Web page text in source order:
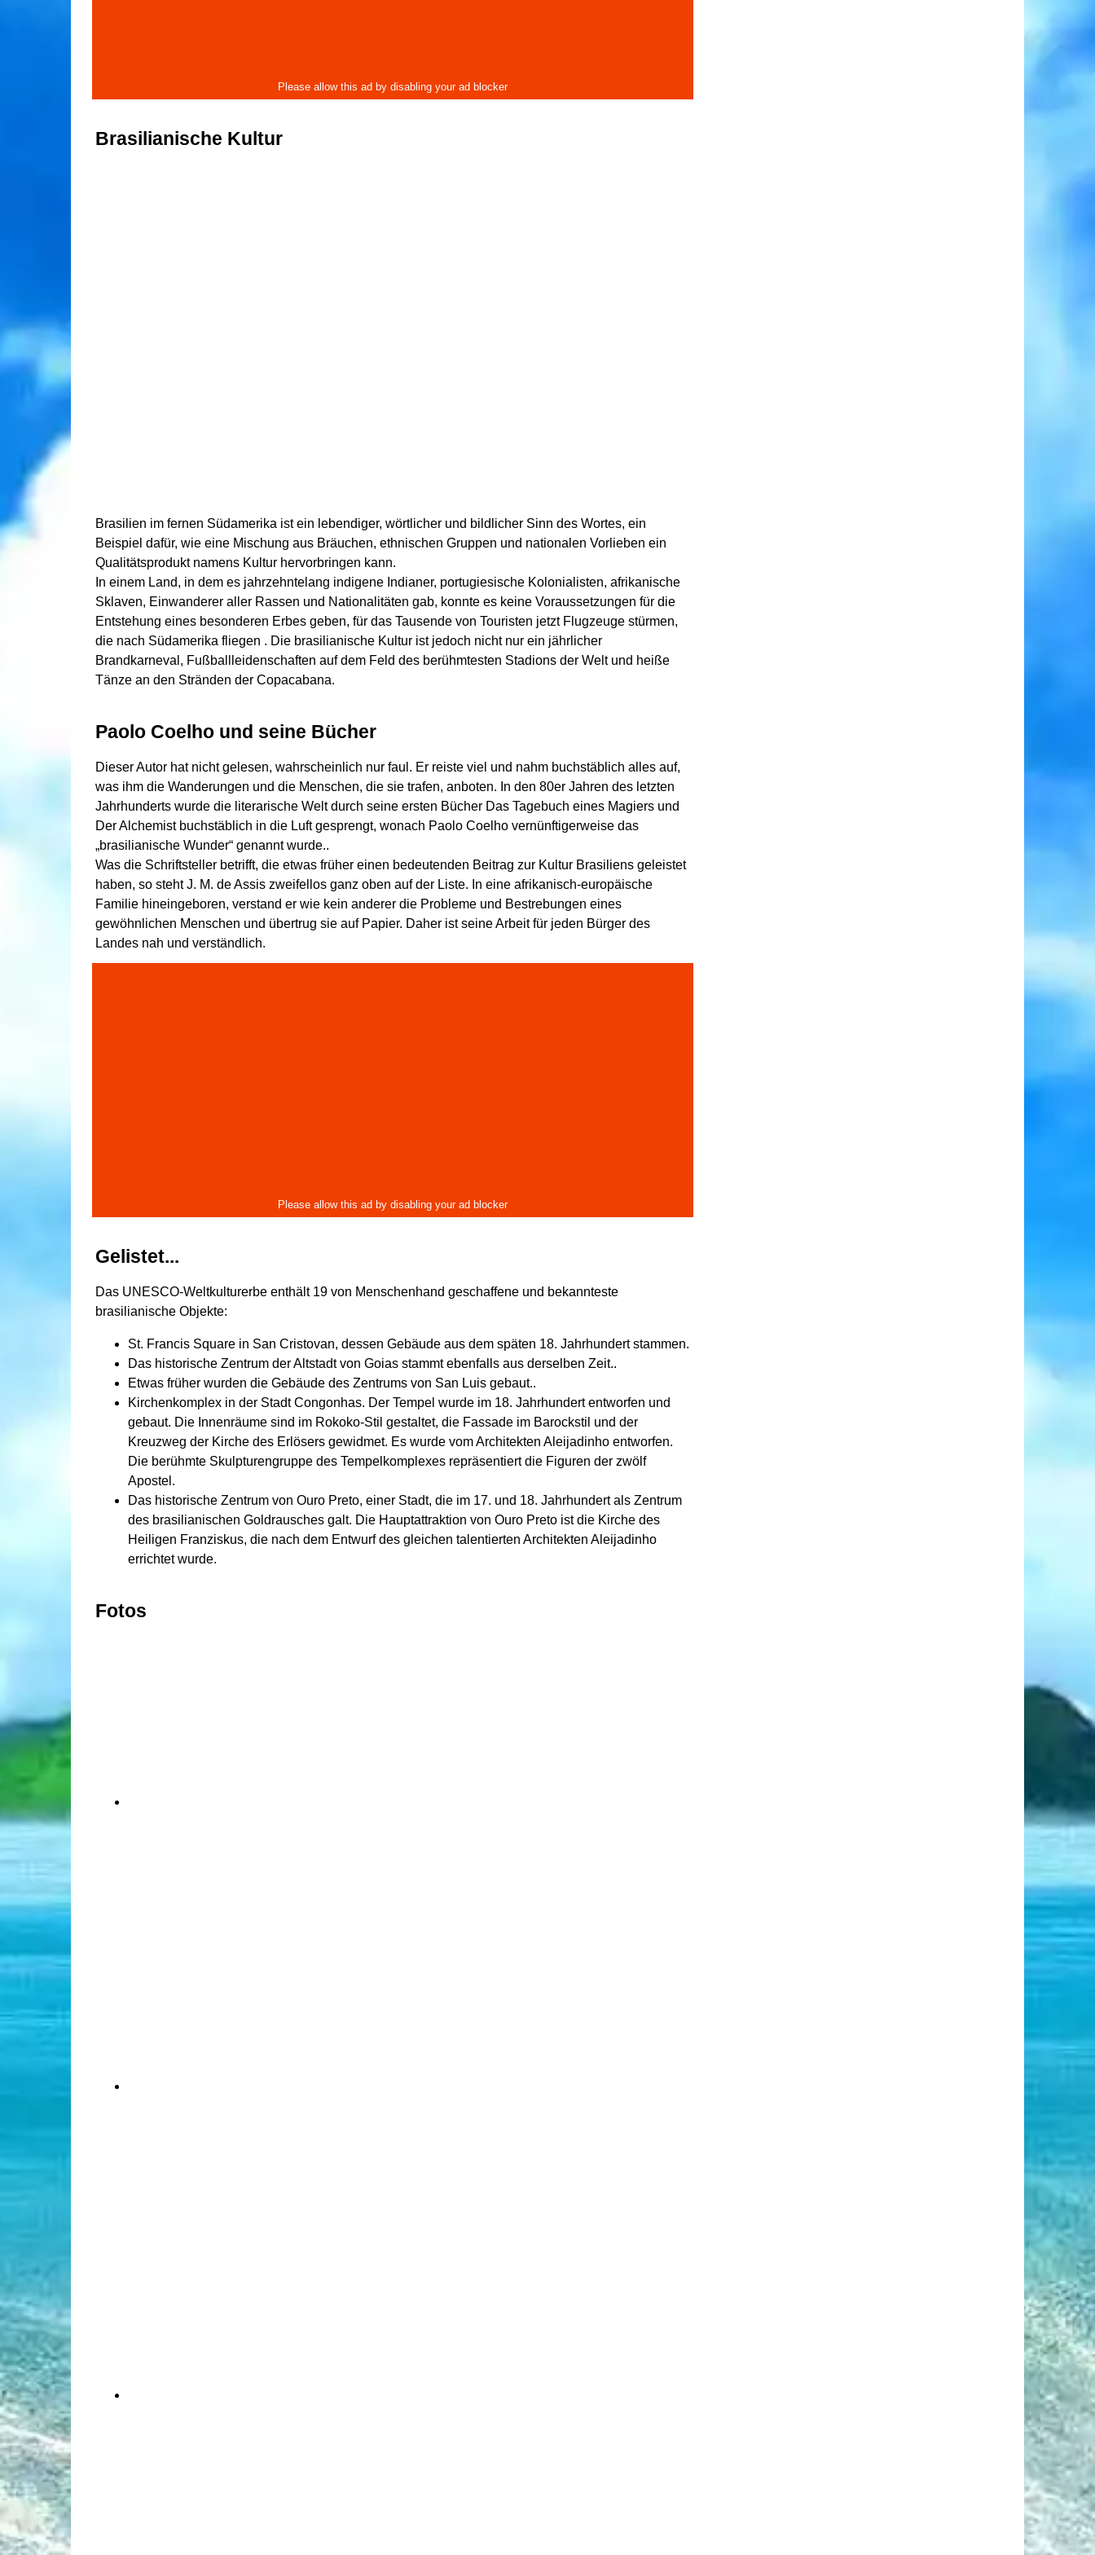
Brasilianische Kultur
Brasilien im fernen Südamerika ist ein lebendiger, wörtlicher und bildlicher Sinn des Wortes, ein
Beispiel dafür, wie eine Mischung aus Bräuchen, ethnischen Gruppen und nationalen Vorlieben ein
Qualitätsprodukt namens Kultur hervorbringen kann.
In einem Land, in dem es jahrzehntelang indigene Indianer, portugiesische Kolonialisten, afrikanische
Sklaven, Einwanderer aller Rassen und Nationalitäten gab, konnte es keine Voraussetzungen für die
Entstehung eines besonderen Erbes geben, für das Tausende von Touristen jetzt Flugzeuge stürmen,
die nach Südamerika fliegen . Die brasilianische Kultur ist jedoch nicht nur ein jährlicher
Brandkarneval, Fußballleidenschaften auf dem Feld des berühmtesten Stadions der Welt und heiße
Tänze an den Stränden der Copacabana.
Paolo Coelho und seine Bücher
Dieser Autor hat nicht gelesen, wahrscheinlich nur faul. Er reiste viel und nahm buchstäblich alles auf,
was ihm die Wanderungen und die Menschen, die sie trafen, anboten. In den 80er Jahren des letzten
Jahrhunderts wurde die literarische Welt durch seine ersten Bücher Das Tagebuch eines Magiers und
Der Alchemist buchstäblich in die Luft gesprengt, wonach Paolo Coelho vernünftigerweise das
„brasilianische Wunder“ genannt wurde..
Was die Schriftsteller betrifft, die etwas früher einen bedeutenden Beitrag zur Kultur Brasiliens geleistet
haben, so steht J. M. de Assis zweifellos ganz oben auf der Liste. In eine afrikanisch-europäische
Familie hineingeboren, verstand er wie kein anderer die Probleme und Bestrebungen eines
gewöhnlichen Menschen und übertrug sie auf Papier. Daher ist seine Arbeit für jeden Bürger des
Landes nah und verständlich.
Gelistet...
Das UNESCO-Weltkulturerbe enthält 19 von Menschenhand geschaffene und bekannteste
brasilianische Objekte:
St. Francis Square in San Cristovan, dessen Gebäude aus dem späten 18. Jahrhundert stammen.
Das historische Zentrum der Altstadt von Goias stammt ebenfalls aus derselben Zeit..
Etwas früher wurden die Gebäude des Zentrums von San Luis gebaut..
Kirchenkomplex in der Stadt Congonhas. Der Tempel wurde im 18. Jahrhundert entworfen und
gebaut. Die Innenräume sind im Rokoko-Stil gestaltet, die Fassade im Barockstil und der
Kreuzweg der Kirche des Erlösers gewidmet. Es wurde vom Architekten Aleijadinho entworfen.
Die berühmte Skulpturengruppe des Tempelkomplexes repräsentiert die Figuren der zwölf
Apostel.
Das historische Zentrum von Ouro Preto, einer Stadt, die im 17. und 18. Jahrhundert als Zentrum
des brasilianischen Goldrausches galt. Die Hauptattraktion von Ouro Preto ist die Kirche des
Heiligen Franziskus, die nach dem Entwurf des gleichen talentierten Architekten Aleijadinho
errichtet wurde.
Fotos